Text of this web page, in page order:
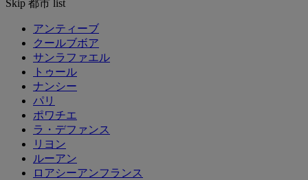
Skip 都市 list
アンティーブ
クールブボア
サンラファエル
トゥール
ナンシー
パリ
ポワチエ
ラ・デファンス
リヨン
ルーアン
ロアシーアンフランス